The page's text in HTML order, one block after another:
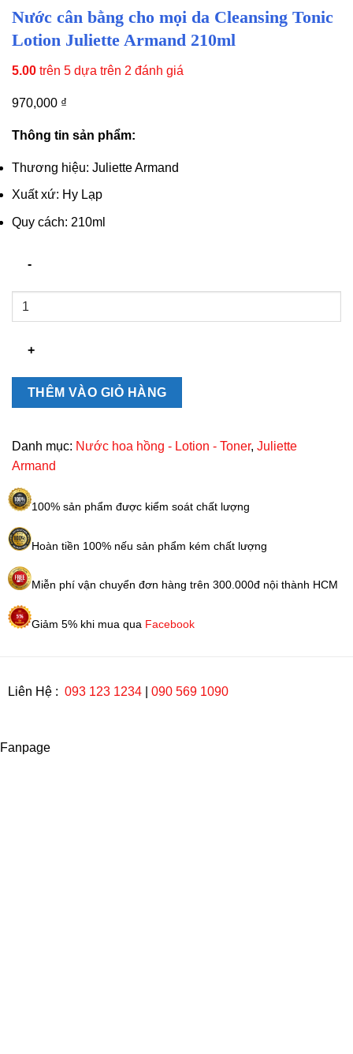
Nước cân bằng cho mọi da Cleansing Tonic
Lotion Juliette Armand 210ml
5.00 trên 5 dựa trên 2 đánh giá
970,000 ₫
Thông tin sản phẩm:
Thương hiệu: Juliette Armand
Xuất xứ: Hy Lạp
Quy cách: 210ml
Nước
cho
Cleansing
Lotion
Juliette
210ml
lượng
THÊM VÀO GIỎ HÀNG
Danh mục: Nước hoa hồng - Lotion - Toner, Juliette
Armand
100% sản phẩm được kiểm soát chất lượng
Hoàn tiền 100% nếu sản phẩm kém chất lượng
Miễn phí vận chuyển đơn hàng trên 300.000đ nội thành HCM
Giảm 5% khi mua qua Facebook
Liên Hệ : 093 123 1234 090 569 1090
Fanpage